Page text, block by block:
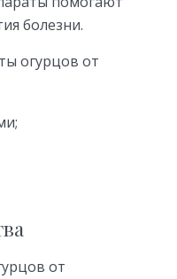
болезни.
огурцов от
от